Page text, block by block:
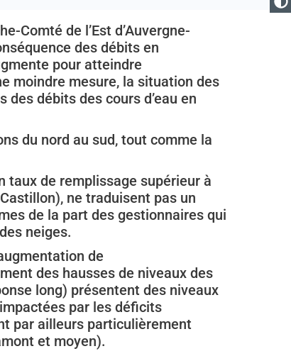
Comté de l’Est d’Auvergne-
des débits en
pour atteindre
moindre mesure, la situation des
des débits des cours d’eau en
du nord au sud, tout comme la
taux de remplissage supérieur à
ne traduisent pas un
de la part des gestionnaires qui
neiges.
de
des hausses de niveaux des
long) présentent des niveaux
par les déficits
par ailleurs particulièrement
et moyen).